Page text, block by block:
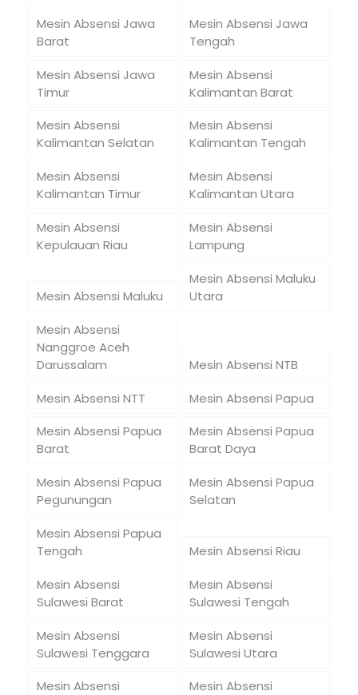
Mesin Absensi Jawa
Barat
Mesin Absensi Jawa
Tengah
Mesin Absensi Jawa
Timur
Mesin Absensi
Kalimantan Barat
Mesin Absensi
Kalimantan Selatan
Mesin Absensi
Kalimantan Tengah
Mesin Absensi
Kalimantan Timur
Mesin Absensi
Kalimantan Utara
Mesin Absensi
Kepulauan Riau
Mesin Absensi
Lampung
Mesin Absensi Maluku
Mesin Absensi Maluku
Utara
Mesin Absensi
Nanggroe Aceh
Darussalam
Mesin Absensi NTB
Mesin Absensi NTT
Mesin Absensi Papua
Mesin Absensi Papua
Barat
Mesin Absensi Papua
Barat Daya
Mesin Absensi Papua
Pegunungan
Mesin Absensi Papua
Selatan
Mesin Absensi Papua
Tengah
Mesin Absensi Riau
Mesin Absensi
Sulawesi Barat
Mesin Absensi
Sulawesi Tengah
Mesin Absensi
Sulawesi Tenggara
Mesin Absensi
Sulawesi Utara
Mesin Absensi
Mesin Absensi